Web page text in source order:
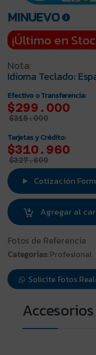
MINUEVO
¡Último en
Nota:
Idioma Teclado:
Efectivo o Transferencia:
$299.000
$315.000
Tarjetas y Crédito:
$310.960
$327.600
Cotización
Agregar al
Fotos de Referencia
Categorías:Profesional
Solicite Fotos